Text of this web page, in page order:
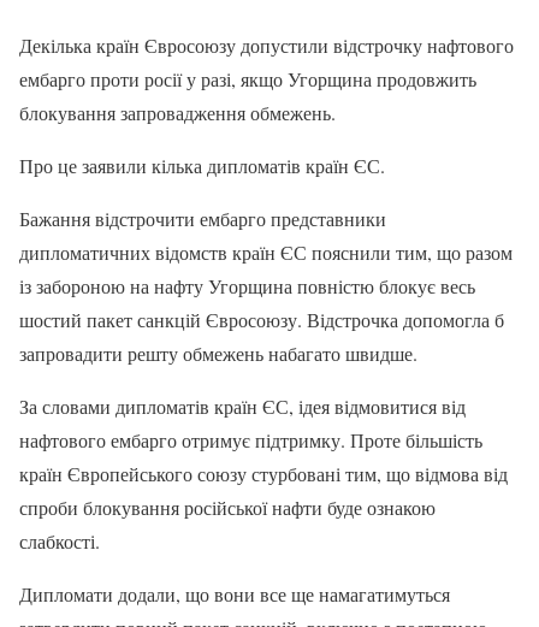
Декілька країн Євросоюзу допустили відстрочку нафтового
ембарго проти росії у разі, якщо Угорщина продовжить
блокування запровадження обмежень.
Про це заявили кілька дипломатів країн ЄС.
Бажання відстрочити ембарго представники
дипломатичних відомств країн ЄС пояснили тим, що разом
із забороною на нафту Угорщина повністю блокує весь
шостий пакет санкцій Євросоюзу. Відстрочка допомогла б
запровадити решту обмежень набагато швидше.
За словами дипломатів країн ЄС, ідея відмовитися від
нафтового ембарго отримує підтримку. Проте більшість
країн Європейського союзу стурбовані тим, що відмова від
спроби блокування російської нафти буде ознакою
слабкості.
Дипломати додали, що вони все ще намагатимуться